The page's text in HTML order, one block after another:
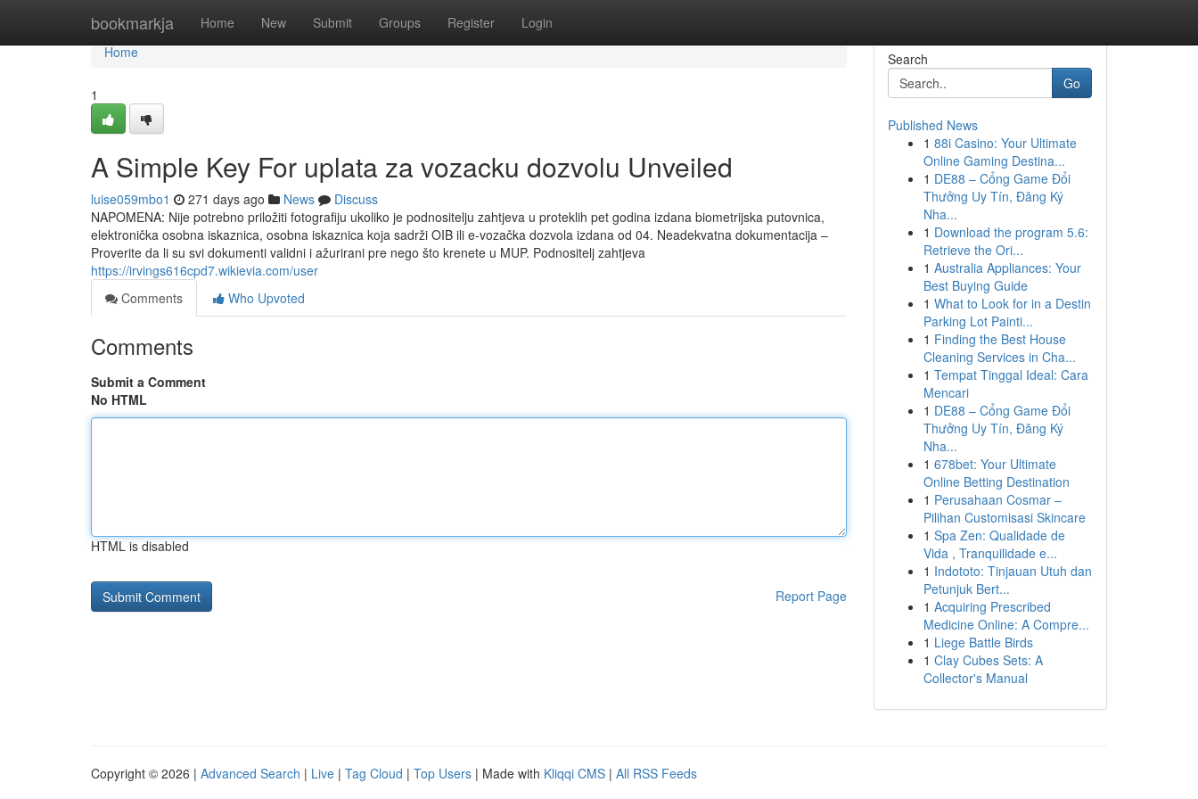
bookmarkja Home New Submit Groups Register Login
Home
Home
1
A Simple Key For uplata za vozacku dozvolu Unveiled
luise059mbo1 271 days ago News
Discuss
NAPOMENA: Nije potrebno priložiti fotografiju ukoliko je podnositelju zahtjeva u proteklih pet godina izdana biometrijska putovnica,
elektronička osobna iskaznica, osobna iskaznica koja sadrži OIB ili e-vozačka dozvola izdana od 04. Neadekvatna dokumentacija –
Proverite da li su svi dokumenti validni i ažurirani pre nego što krenete u MUP. Podnositelj zahtjeva
https://irvings616cpd7.wikievia.com/user
Comments
Who Upvoted
Comments
Submit a Comment
No HTML
HTML is disabled
Report Page
Search
Go
Published News
1 88i Casino: Your Ultimate
Online Gaming Destina...
1 DE88 – Cổng Game Đổi
Thưởng Uy Tín, Đăng Ký
Nha...
1 Download the program 5.6:
Retrieve the Ori...
1 Australia Appliances: Your
Best Buying Guide
1 What to Look for in a Destin
Parking Lot Painti...
1 Finding the Best House
Cleaning Services in Cha...
1 Tempat Tinggal Ideal: Cara
Mencari
1 DE88 – Cổng Game Đổi
Thưởng Uy Tín, Đăng Ký
Nha...
1 678bet: Your Ultimate
Online Betting Destination
1 Perusahaan Cosmar –
Pilihan Customisasi Skincare
1 Spa Zen: Qualidade de
Vida , Tranquilidade e...
1 Indototo: Tinjauan Utuh dan
Petunjuk Bert...
1 Acquiring Prescribed
Medicine Online: A Compre...
1 Liege Battle Birds
1 Clay Cubes Sets: A
Collector's Manual
Copyright © 2026 | Advanced Search | Live | Tag Cloud | Top Users | Made with Kliqqi CMS | All RSS Feeds